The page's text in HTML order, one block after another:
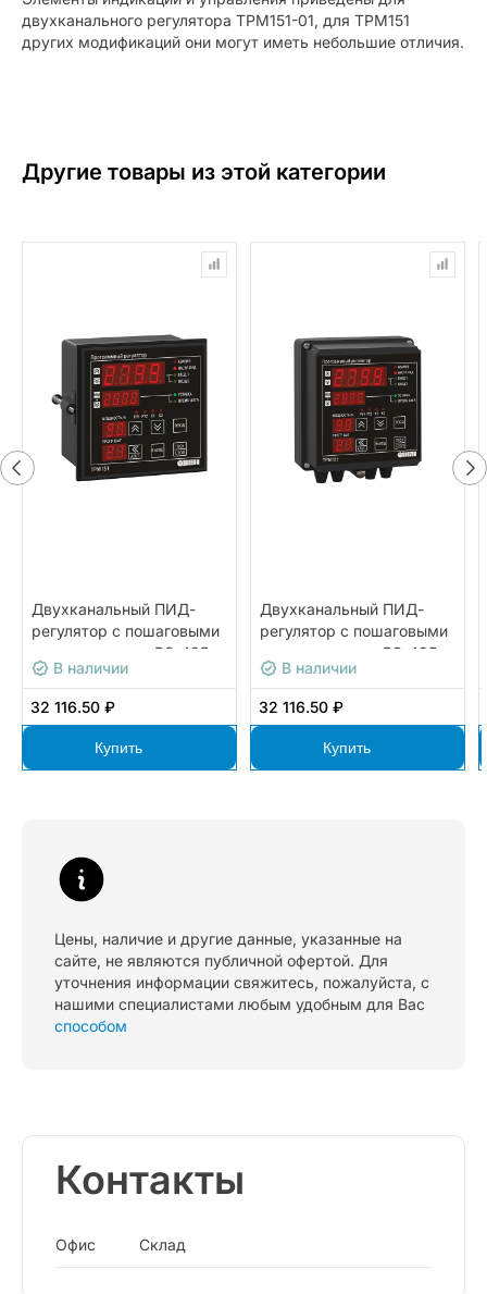
двухканального регулятора ТРМ151-01, для ТРМ151
других модификаций они могут иметь небольшие отличия.
Другие товары из этой категории
Двухканальный ПИД-
регулятор с пошаговыми
программами и RS-485
ОВЕН ТРМ151-Щ1.ИТ.05
В наличии
32 116.50 ₽
Купить
Двухканальный ПИД-
регулятор с пошаговыми
программами и RS-485
ОВЕН ТРМ151-Н.КК.06
В наличии
32 116.50 ₽
Купить
Цены, наличие и другие данные, указанные на
сайте, не являются публичной офертой. Для
уточнения информации свяжитесь, пожалуйста, с
нашими специалистами любым удобным для Вас
способом
Контакты
Офис Склад